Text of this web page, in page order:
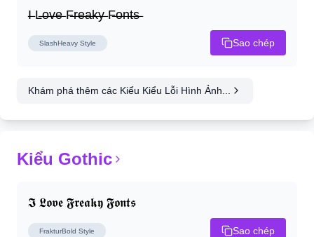
I̶ L̶o̶v̶e̶ F̶r̶e̶a̶k̶y̶ F̶o̶n̶t̶s̶
SlashHeavy Style Sao chép
Khám phá thêm các Kiểu Kiểu Lỗi Hình Ảnh...
Kiểu Gothic
𝕴 𝕷𝖔𝖛𝖊 𝕱𝖗𝖊𝖆𝖐𝖞 𝕱𝖔𝖓𝖙𝖘
FrakturBold Style Sao chép